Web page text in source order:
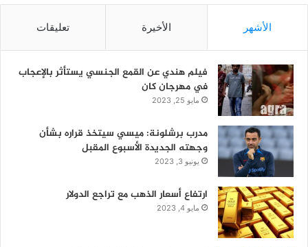
الأشهر الأخيرة تعليقات
فيلم هندي عن القمع الجنسي يستأثر بالإعجاب
في مهرجان كان
مايو 25, 2023
مدرب برشلونة: ميسي سيتخذ قراره بشأن
وجهته الجديدة الأسبوع المقبل
يونيو 3, 2023
ارتفاع أسعار الذهب مع تراجع الدولار
مايو 4, 2023